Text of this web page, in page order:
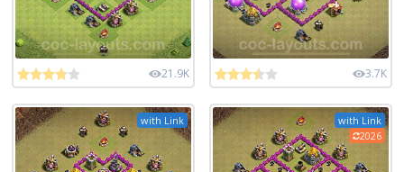
21.9K 3.7K
with Link
with Link
2026